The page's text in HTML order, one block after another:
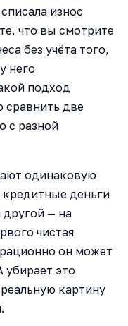
износ
что вы смотрите
без учёта того,
него
подход
сравнить две
с разной
одинаковую
деньги
— на
чистая
он может
убирает это
картину